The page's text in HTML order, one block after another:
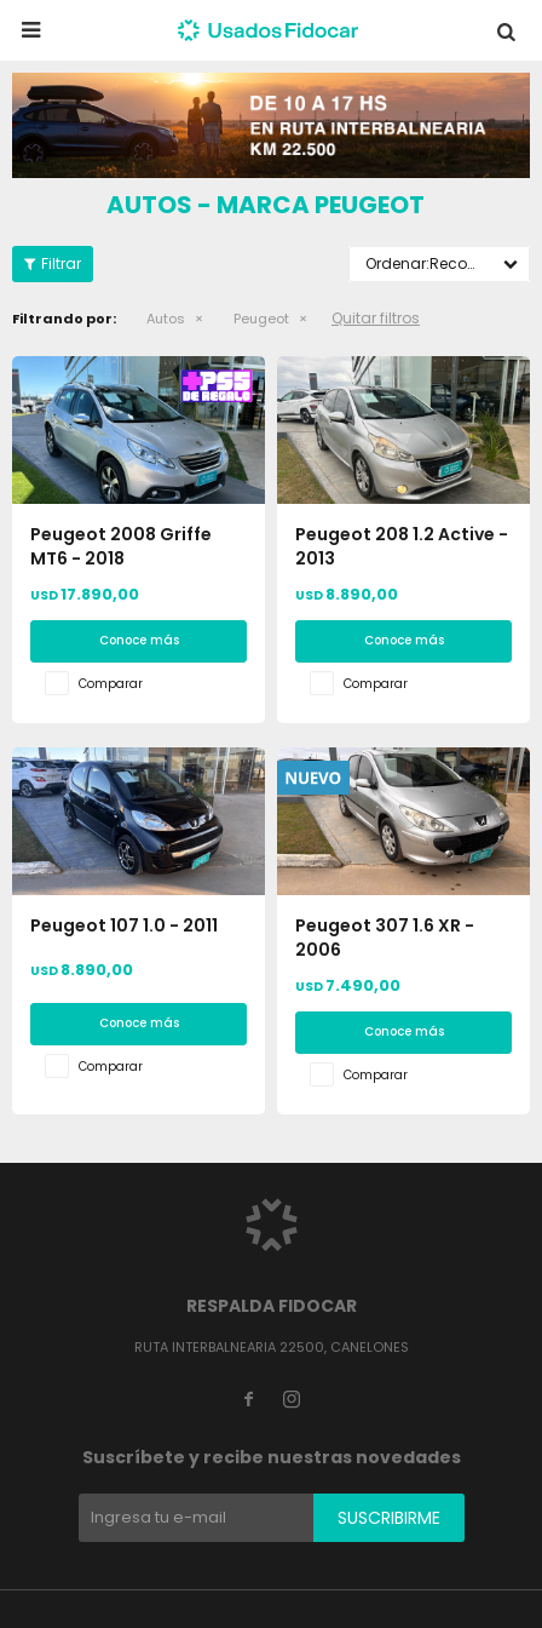

AUTOS - MARCA PEUGEOT
Recomendados
Filtrando por: Autos Peugeot Quitar filtros
Peugeot 2008 Griffe
MT6 - 2018
USD17.890,00
Conoce más
Comparar
Peugeot 208 1.2 Active -
2013
USD 8.890,00
Conoce más
Comparar
Peugeot 107 1.0 - 2011
USD 8.890,00
Conoce más
Comparar
Peugeot 307 1.6 XR -
2006
USD 7.490,00
Conoce más
Comparar
RESPALDA FIDOCAR
RUTA INTERBALNEARIA 22500, CANELONES
 
Suscríbete y recibe nuestras novedades
SUSCRIBIRME